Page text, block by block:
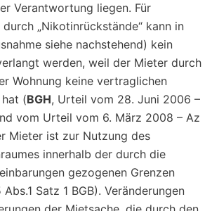
Verantwortung liegen. Für
„Nikotinrückstände“ kann in
siehe nachstehend) kein
werden, weil der Mieter durch
Wohnung keine vertraglichen
(BGH, Urteil vom 28. Juni 2006 –
vom Urteil vom 6. März 2008 – Az
Mieter ist zur Nutzung des
innerhalb der durch die
gezogenen Grenzen
Satz 1 BGB). Veränderungen